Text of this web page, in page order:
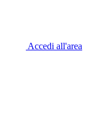
Accedi all'area